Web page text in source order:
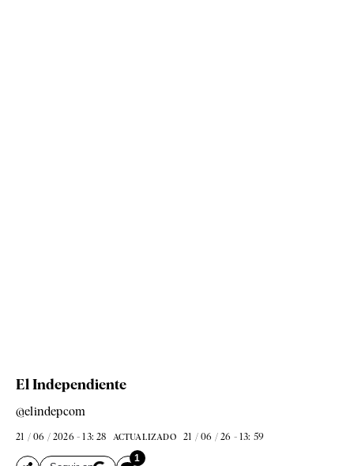
El Independiente
@elindepcom
21 / 06 / 2026 - 13: 28 ACTUALIZADO 21 / 06 / 26 - 13: 59
1